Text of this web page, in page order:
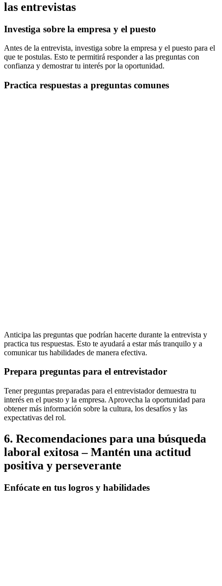
las entrevistas
Investiga sobre la empresa y el puesto
Antes de la entrevista, investiga sobre la empresa y el puesto para el
que te postulas. Esto te permitirá responder a las preguntas con
confianza y demostrar tu interés por la oportunidad.
Practica respuestas a preguntas comunes
Anticipa las preguntas que podrían hacerte durante la entrevista y
practica tus respuestas. Esto te ayudará a estar más tranquilo y a
comunicar tus habilidades de manera efectiva.
Prepara preguntas para el entrevistador
Tener preguntas preparadas para el entrevistador demuestra tu
interés en el puesto y la empresa. Aprovecha la oportunidad para
obtener más información sobre la cultura, los desafíos y las
expectativas del rol.
6. Recomendaciones para una búsqueda
laboral exitosa – Mantén una actitud
positiva y perseverante
Enfócate en tus logros y habilidades